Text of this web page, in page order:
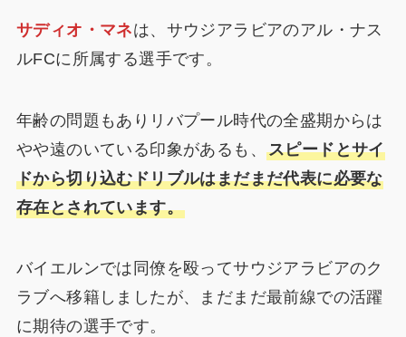
サディオ・マネは、サウジアラビアのアル・ナス
ルFCに所属する選手です。
年齢の問題もありリバプール時代の全盛期からは
やや遠のいている印象があるも、 スピードとサイ
ドから切り込むドリブルはまだまだ代表に必要な
存在とされています。
バイエルンでは同僚を殴ってサウジアラビアのク
ラブへ移籍しましたが、まだまだ最前線での活躍
に期待の選手です。